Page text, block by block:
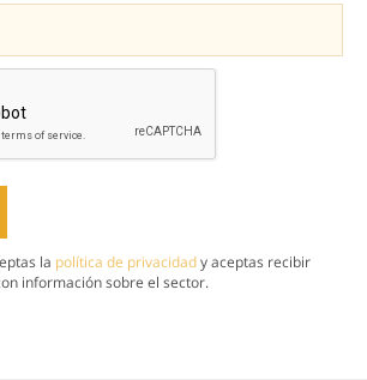
la política de privacidady aceptas recibir
información sobre el sector.